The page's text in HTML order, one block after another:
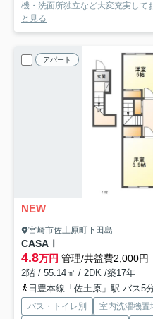
機・洗面所独立など大変充実して
と見る
アパート
NEW
宮崎市佐土原町下田島
CASAⅠ
4.8万円 管理/共益費2,000円
2階 / 55.14㎡ / 2DK /築17年
日豊本線「佐土原」駅 バス5
バス・トイレ別 室内洗濯機置